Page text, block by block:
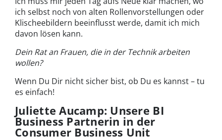
ich selbst noch von alten Rollenvorstellungen oder
Klischeebildern beeinflusst werde, damit ich mich
davon lösen kann.
Dein Rat an Frauen, die in der Technik arbeiten
wollen?
Wenn Du Dir nicht sicher bist, ob Du es kannst – tu
es einfach!
Juliette Aucamp: Unsere BI
Business Partnerin in der
Consumer Business Unit